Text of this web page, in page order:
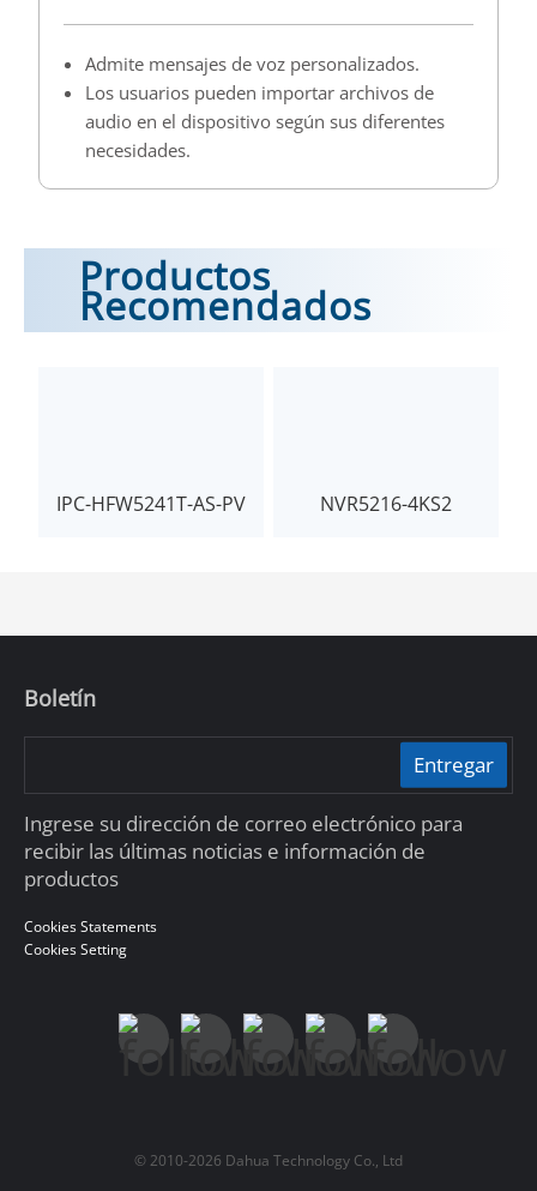
Admite mensajes de voz personalizados.
Los usuarios pueden importar archivos de
audio en el dispositivo según sus diferentes
necesidades.
Productos
Recomendados
IPC-HFW5241T-AS-PV NVR5216-4KS2
Boletín
Entregar
Ingrese su dirección de correo electrónico para
recibir las últimas noticias e información de
productos
Cookies Statements
Cookies Setting
© 2010-2026 Dahua Technology Co., Ltd